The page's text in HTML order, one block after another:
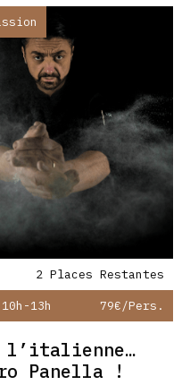
2 Places Restantes
13h 79€/pers.
l’italienne…
Panella !